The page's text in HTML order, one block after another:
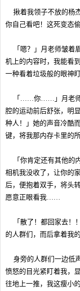
揪着我领子不放的杨
你自己看吧！这死变态偷
「嗯？」月老师皱着
机上的内容时，我能看
一种看着垃圾般的眼神
「……你……」月老师
腔的运动前后舒张，明
种人！」她的声音冷酷
键，将我那内存卡里的
「你肯定还有其他的
相机我没收了，让你的
后，便抱着双手，将头
愿意正眼看我……
「散了！都回家去！
的人群们，而后拿着我
身旁的人群们一边低
愤怒的目光紧盯着我，
往地上一推，我这瘦小